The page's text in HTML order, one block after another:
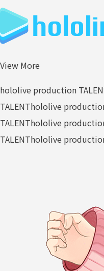
View More
hololive production
TALENThololive
TALENThololive
TALENThololive